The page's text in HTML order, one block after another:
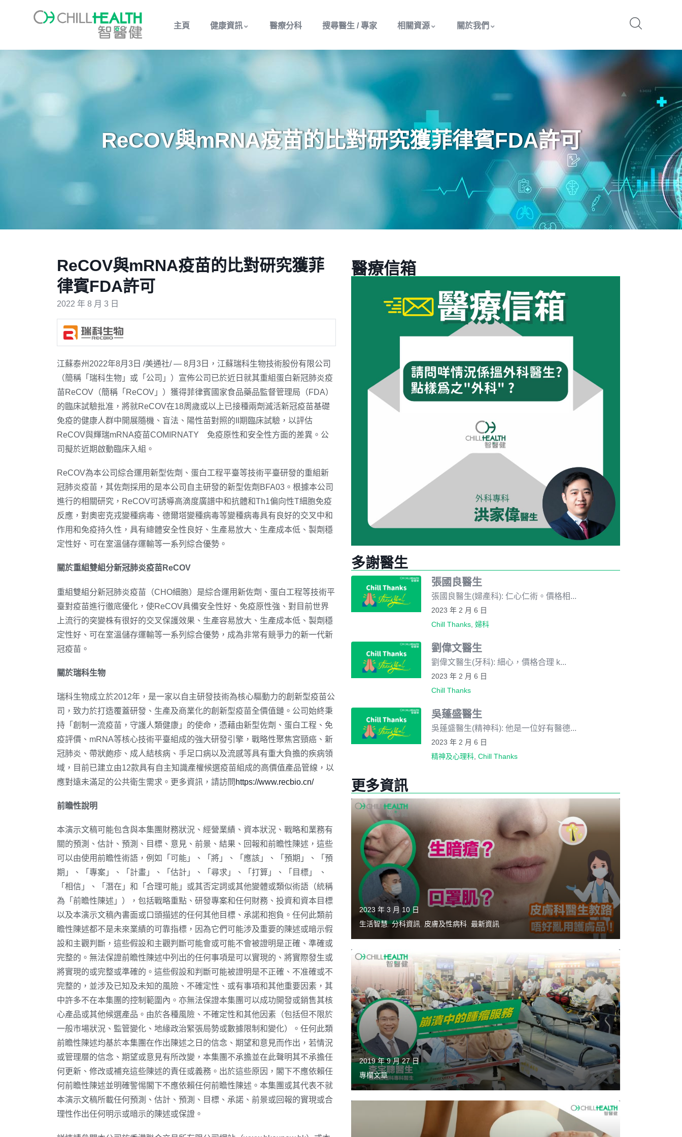
主頁 健康資訊 醫療分科 搜尋醫生 / 專家 相關資源 關於我們
ReCOV與mRNA疫苗的比對研究獲菲律賓FDA許可
ReCOV與mRNA疫苗的比對研究獲菲
律賓FDA許可
2022 年 8 月 3 日
江蘇泰州 2022年8月3日 /美通社/ — 8月3日，江蘇瑞科生物技術股份有限公司
（簡稱「瑞科生物」或「公司」）宣佈公司已於近日就其重組蛋白新冠肺炎疫
苗ReCOV（簡稱「ReCOV」）獲得菲律賓國家食品藥品監督管理局（FDA）
的臨床試驗批准，將就ReCOV在18周歲或以上已接種兩劑滅活新冠疫苗基礎
免疫的健康人群中開展隨機、盲法、陽性苗對照的II期臨床試驗，以評估
ReCOV與輝瑞mRNA疫苗COMIRNATY®免疫原性和安全性方面的差異。公
司擬於近期啟動臨床入組。
ReCOV為本公司綜合運用新型佐劑、蛋白工程平臺等技術平臺研發的重組新
冠肺炎疫苗，其佐劑採用的是本公司自主研發的新型佐劑BFA03。根據本公司
進行的相關研究，ReCOV可誘導高滴度廣譜中和抗體和Th1偏向性T細胞免疫
反應，對奧密克戎變種病毒、德爾塔變種病毒等變種病毒具有良好的交叉中和
作用和免疫持久性，具有總體安全性良好、生產易放大、生產成本低、製劑穩
定性好、可在室溫儲存運輸等一系列綜合優勢。
關於重組雙組分新冠肺炎疫苗ReCOV
重組雙組分新冠肺炎疫苗（CHO細胞）是綜合運用新佐劑、蛋白工程等技術平
臺對疫苗進行徹底優化，使ReCOV具備安全性好、免疫原性強、對目前世界
上流行的突變株有很好的交叉保護效果、生產容易放大、生產成本低、製劑穩
定性好、可在室溫儲存運輸等一系列綜合優勢，成為非常有競爭力的新一代新
冠疫苗。
關於瑞科生物
瑞科生物成立於2012年，是一家以自主研發技術為核心驅動力的創新型疫苗公
司，致力於打造覆蓋研發、生產及商業化的創新型疫苗全價值鏈。公司始終秉
持「創制一流疫苗，守護人類健康」的使命，憑藉由新型佐劑、蛋白工程、免
疫評價、mRNA等核心技術平臺組成的強大研發引擎，戰略性聚焦宮頸癌、新
冠肺炎、帶狀皰疹、成人結核病、手足口病以及流感等具有重大負擔的疾病領
域，目前已建立由12款具有自主知識產權候選疫苗組成的高價值產品管線，以
應對遠未滿足的公共衛生需求。更多資訊，請訪問 https://www.recbio.cn/
前瞻性說明
本演示文稿可能包含與本集團財務狀況、經營業績、資本狀況、戰略和業務有
關的預測、估計、預測、目標、意見、前景、結果、回報和前瞻性陳述，這些
可以由使用前瞻性術語，例如「可能」、「將」、「應該」、「預期」、「預
期」、「專案」、「計畫」、「估計」、「尋求」、「打算」、「目標」 、
「相信」、「潛在」和「合理可能」或其否定詞或其他變體或類似術語（統稱
為「前瞻性陳述」），包括戰略重點、研發專案和任何財務、投資和資本目標
以及本演示文稿內書面或口頭描述的任何其他目標、承諾和抱負。任何此類前
瞻性陳述都不是未來業績的可靠指標，因為它們可能涉及重要的陳述或暗示假
設和主觀判斷，這些假設和主觀判斷可能會或可能不會被證明是正確、準確或
完整的。無法保證前瞻性陳述中列出的任何事項是可以實現的、將實際發生或
將實現的或完整或準確的。這些假設和判斷可能被證明是不正確、不准確或不
完整的，並涉及已知及未知的風險、不確定性、或有事項和其他重要因素，其
中許多不在本集團的控制範圍內。亦無法保證本集團可以成功開發或銷售其核
心產品或其他候選產品。由於各種風險、不確定性和其他因素（包括但不限於
一般市場狀況、監管變化、地緣政治緊張局勢或數據限制和變化）。任何此類
前瞻性陳述均基於本集團在作出陳述之日的信念、期望和意見而作出，若情況
或管理層的信念、期望或意見有所改變，本集團不承擔並在此聲明其不承擔任
何更新、修改或補充這些陳述的責任或義務。出於這些原因，閣下不應依賴任
何前瞻性陳述並明確警惕閣下不應依賴任何前瞻性陳述。本集團或其代表不就
本演示文稿所載任何預測、估計、預測、目標、承諾、前景或回報的實現或合
理性作出任何明示或暗示的陳述或保證。
醫療信箱
多謝醫生
張國良醫生
張國良醫生(婦產科): 仁心仁術。價格相...
2023 年 2 月 6 日
Chill Thanks, 婦科
劉偉文醫生
劉偉文醫生(牙科): 細心，價格合理 k...
2023 年 2 月 6 日
Chill Thanks
吳蓬盛醫生
吳蓬盛醫生(精神科): 他是一位好有醫德...
2023 年 2 月 6 日
精神及心理科, Chill Thanks
更多資訊
2023 年 3 月 10 日
生活智慧,分科資訊 皮膚及性病科 最新資訊
2019 年 9 月 27 日
專欄文章